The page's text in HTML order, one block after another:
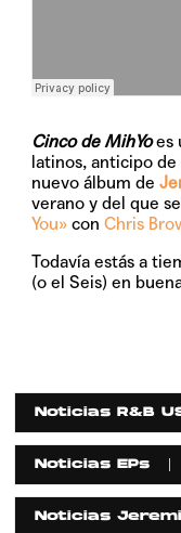
Cinco de MihYoes
latinos, anticipo de
nuevo álbum de
verano y del que
You» conChris
Todavía estás a
(o el Seis) en
Noticias R&B
Noticias EPs
Noticias